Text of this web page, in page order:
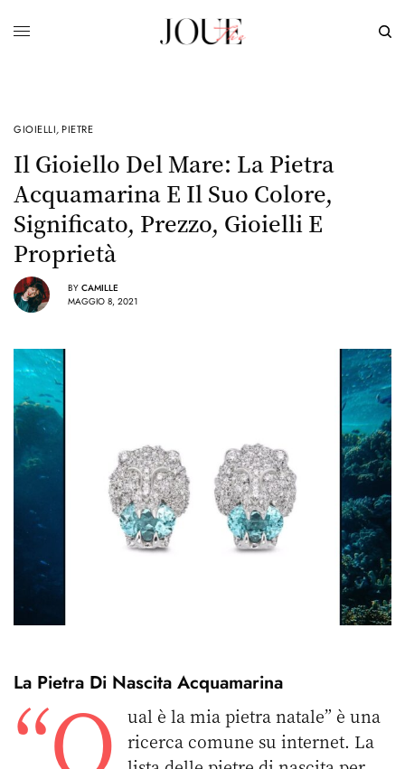
GIOIELLI,PIETRE
Il Gioiello Del Mare: La Pietra
Acquamarina E Il Suo Colore,
Significato, Prezzo, Gioielli E
Proprietà
BY CAMILLE
MAGGIO 8, 2021
La Pietra Di Nascita Acquamarina
“Q
ual è la mia pietra natale” è una
ricerca comune su internet. La